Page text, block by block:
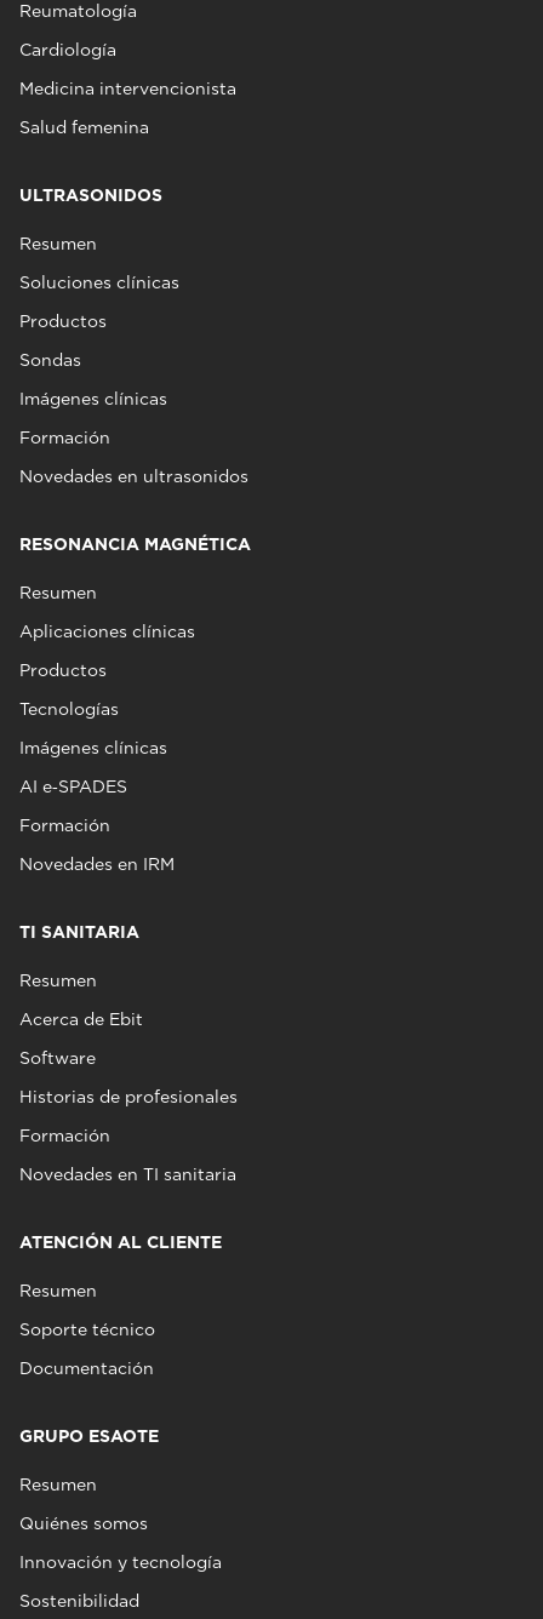
Reumatología
Cardiología
Medicina intervencionista
Salud femenina
ULTRASONIDOS
Resumen
Soluciones clínicas
Productos
Sondas
Imágenes clínicas
Formación
Novedades en ultrasonidos
RESONANCIA MAGNÉTICA
Resumen
Aplicaciones clínicas
Productos
Tecnologías
Imágenes clínicas
AI e‑SPADES
Formación
Novedades en IRM
TI SANITARIA
Resumen
Acerca de Ebit
Software
Historias de profesionales
Formación
Novedades en TI sanitaria
ATENCIÓN AL CLIENTE
Resumen
Soporte técnico
Documentación
GRUPO ESAOTE
Resumen
Quiénes somos
Innovación y tecnología
Sostenibilidad